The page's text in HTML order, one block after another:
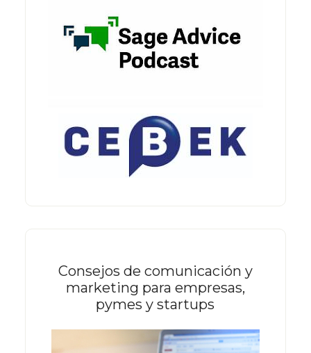
Consejos de comunicación y
marketing para empresas,
pymes y startups